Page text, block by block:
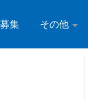
集 その他